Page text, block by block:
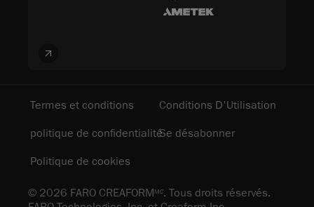
© 2026 FARO CREAFORMMC. Tous droits réservés.
Termes et conditions
Conditions D'Utilisation
politique de confidentialitéSe désabonner
Politique de cookies